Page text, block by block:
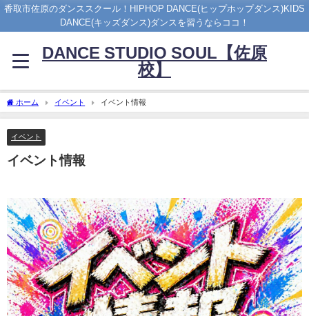
香取市佐原のダンススクール！HIPHOP DANCE(ヒップホップダンス)KIDS
DANCE(キッズダンス)ダンスを習うならココ！
DANCE STUDIO SOUL【佐原
校】
ホーム イベント イベント情報
イベント
イベント情報